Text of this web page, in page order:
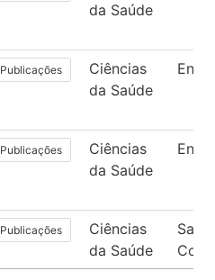
da Saúde
Publicações
Ciências
da Saúde
Publicações
Ciências
da Saúde
Publicações
Ciências
da Saúde